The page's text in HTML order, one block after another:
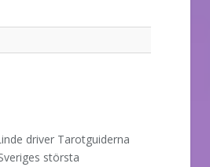
driver Tarotguiderna
största